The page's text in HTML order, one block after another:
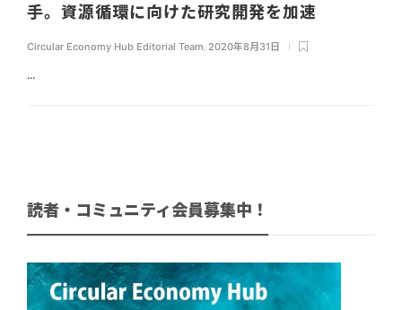
手。資源循環に向けた研究開発を加速
Circular Economy Hub Editorial Team 2020年8月31日
...
読者・コミュニティ会員募集中！